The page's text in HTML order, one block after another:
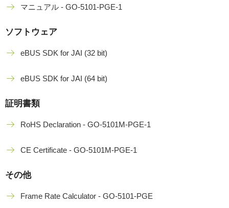
マニュアル - GO-5101-PGE-1
ソフトウェア
eBUS SDK for JAI (32 bit)
eBUS SDK for JAI (64 bit)
証明書類
RoHS Declaration - GO-5101M-PGE-1
CE Certificate - GO-5101M-PGE-1
その他
Frame Rate Calculator - GO-5101-PGE